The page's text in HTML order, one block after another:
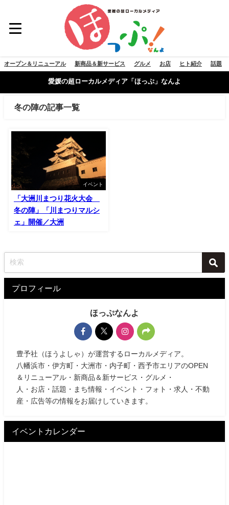
オープン＆リニューアル 新商品＆新サービス グルメ お店 ヒト紹介 話題
愛媛の超ローカルメディア「ほっぷ」なんよ
冬の陣の記事一覧
イベント
「大洲川まつり花火大会
冬の陣」「川まつりマルシ
ェ」開催／大洲
プロフィール
ほっぷなんよ
豊予社（ほうよしゃ）が運営するローカルメディア。
八幡浜市・伊方町・大洲市・内子町・西予市エリアのOPEN
＆リニューアル・新商品＆新サービス・グルメ・
人・お店・話題・まち情報・イベント・フォト・求人・不動
産・広告等の情報をお届けしていきます。
イベントカレンダー